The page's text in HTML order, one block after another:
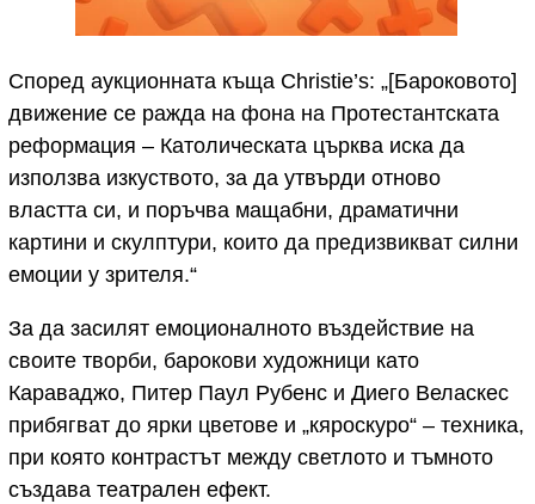
Според аукционната къща Christie’s: „[Бароковото]
движение се ражда на фона на Протестантската
реформация – Католическата църква иска да
използва изкуството, за да утвърди отново
властта си, и поръчва мащабни, драматични
картини и скулптури, които да предизвикват силни
емоции у зрителя.“
За да засилят емоционалното въздействие на
своите творби, барокови художници като
Караваджо, Питер Паул Рубенс и Диего Веласкес
прибягват до ярки цветове и „кяроскуро“ – техника,
при която контрастът между светлото и тъмното
създава театрален ефект.